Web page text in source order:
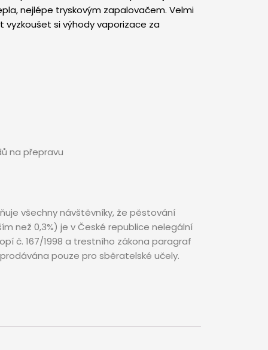
nejlépe tryskovým zapalovačem. Velmi
si výhody vaporizace za
na přepravu
všechny návštěvníky, že pěstování
než 0,3%) je v České republice nelegální
č. 167/1998 a trestního zákona paragraf
pouze pro sběratelské učely.